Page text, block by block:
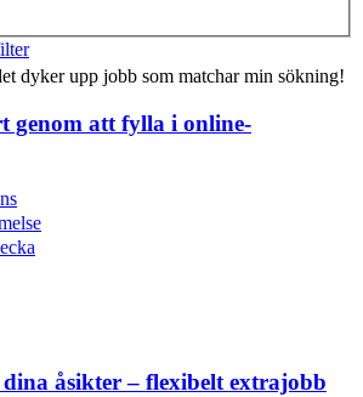
dyker upp jobb som matchar min sökning!
genom att fylla i online-
åsikter – flexibelt extrajobb